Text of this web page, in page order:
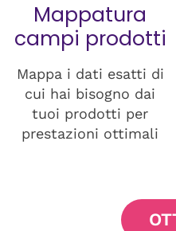
Mappatura
campi prodotti
Mappa i dati esatti di
cui hai bisogno dai
tuoi prodotti per
prestazioni ottimali